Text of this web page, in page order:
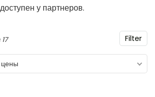
доступен у партнеров.
Filter
Цены:
по
возрастанию